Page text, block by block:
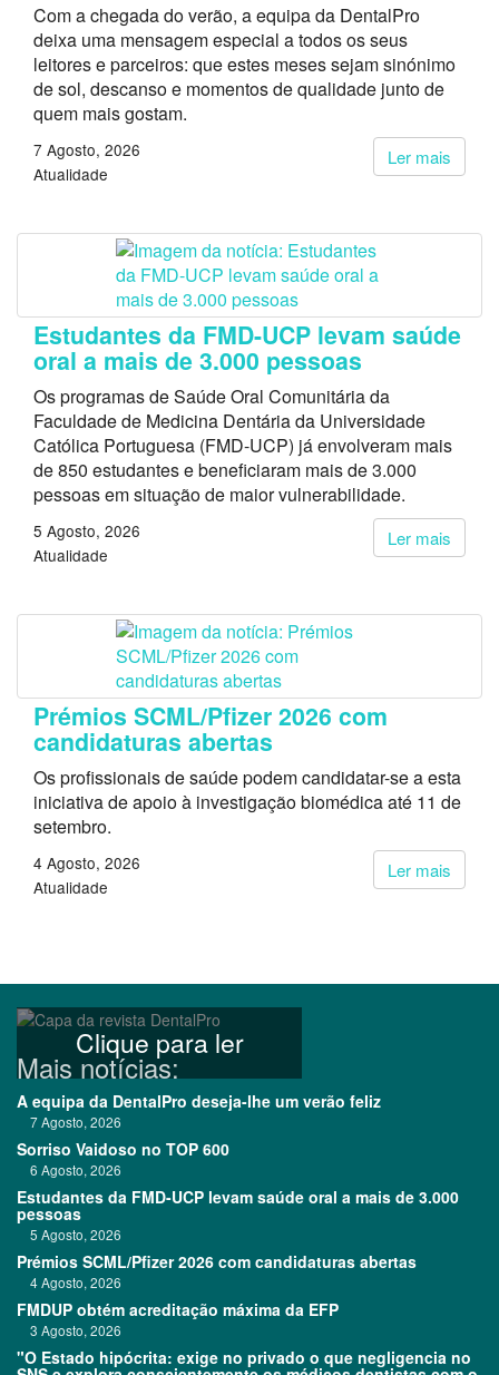
Com a chegada do verão, a equipa da DentalPro
deixa uma mensagem especial a todos os seus
leitores e parceiros: que estes meses sejam sinónimo
de sol, descanso e momentos de qualidade junto de
quem mais gostam.
Ler mais
7 Agosto, 2026
Atualidade
Estudantes da FMD-UCP levam saúde
oral a mais de 3.000 pessoas
Os programas de Saúde Oral Comunitária da
Faculdade de Medicina Dentária da Universidade
Católica Portuguesa (FMD-UCP) já envolveram mais
de 850 estudantes e beneficiaram mais de 3.000
pessoas em situação de maior vulnerabilidade.
Ler mais
5 Agosto, 2026
Atualidade
Prémios SCML/Pfizer 2026 com
candidaturas abertas
Os profissionais de saúde podem candidatar-se a esta
iniciativa de apoio à investigação biomédica até 11 de
setembro.
Ler mais
4 Agosto, 2026
Atualidade
Clique para ler
Mais notícias:
A equipa da DentalPro deseja-lhe um verão feliz
7 Agosto, 2026
Sorriso Vaidoso no TOP 600
6 Agosto, 2026
Estudantes da FMD-UCP levam saúde oral a mais de 3.000
pessoas
5 Agosto, 2026
Prémios SCML/Pfizer 2026 com candidaturas abertas
4 Agosto, 2026
FMDUP obtém acreditação máxima da EFP
3 Agosto, 2026
"O Estado hipócrita: exige no privado o que negligencia no